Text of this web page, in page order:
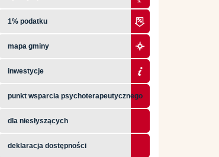
1% podatku
mapa gminy
inwestycje
punkt wsparcia psychoterapeutycznego
dla niesłyszących
deklaracja dostępności